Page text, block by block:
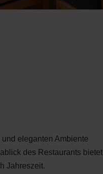
eleganten Ambiente
des Restaurants bietet
Jahreszeit.